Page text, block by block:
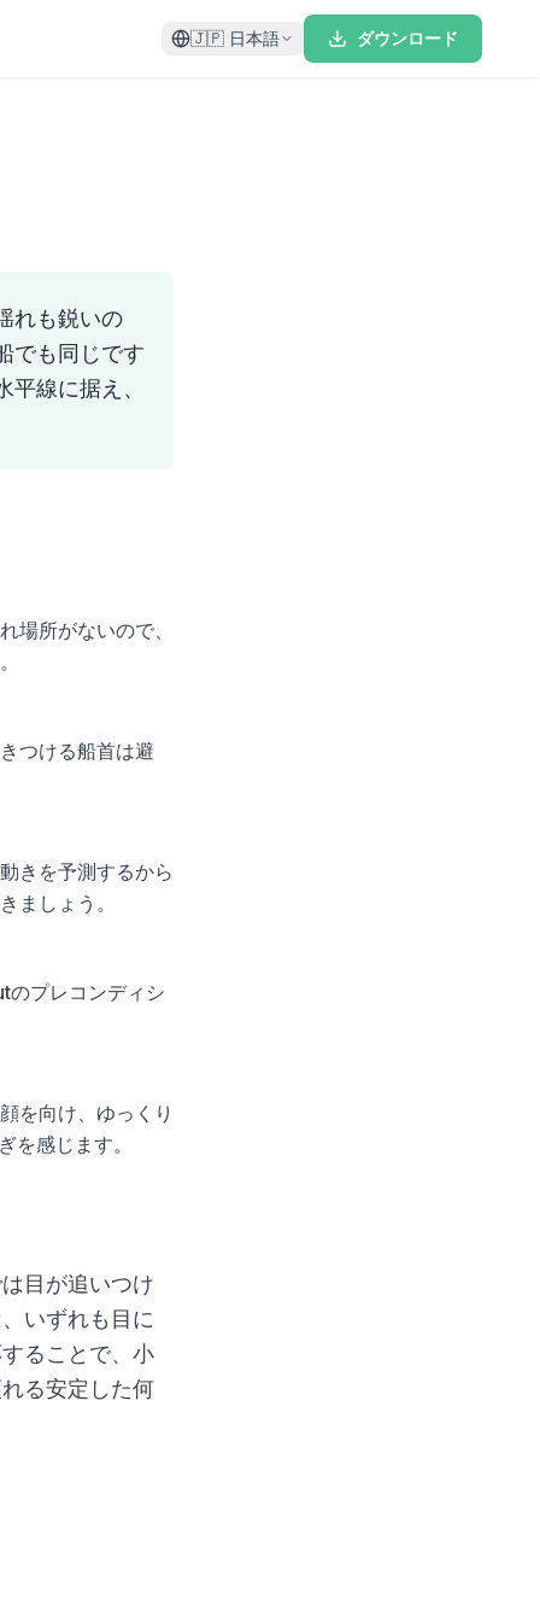
🇯🇵 日本語 ダウンロード
れも鋭いの
でも同じです
線に据え、
場所がないので、
つける船首は避
きを予測するから
ましょう。
のプレコンディシ
を向け、ゆっくり
感じます。
目が追いつけ
いずれも目に
ることで、小
る安定した何